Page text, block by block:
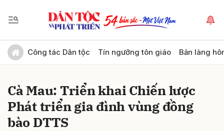
Công tác Dân tộc Tín ngưỡng tôn giáo Bản làng
Cà Mau: Triển khai Chiến lược
Phát triển gia đình vùng đồng
bào DTTS
Gửi bình luận